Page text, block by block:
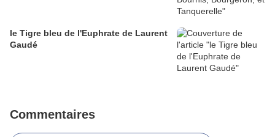
le Tigre bleu de l'Euphrate de Laurent
Gaudé
Commentaires